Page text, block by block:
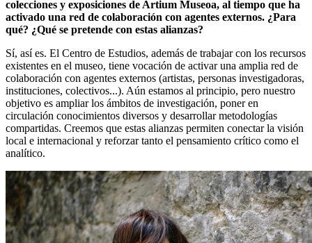
colecciones y exposiciones de Artium Museoa, al tiempo que ha
activado una red de colaboración con agentes externos. ¿Para
qué? ¿Qué se pretende con estas alianzas?
Sí, así es. El Centro de Estudios, además de trabajar con los recursos
existentes en el museo, tiene vocación de activar una amplia red de
colaboración con agentes externos (artistas, personas investigadoras,
instituciones, colectivos...). Aún estamos al principio, pero nuestro
objetivo es ampliar los ámbitos de investigación, poner en
circulación conocimientos diversos y desarrollar metodologías
compartidas. Creemos que estas alianzas permiten conectar la visión
local e internacional y reforzar tanto el pensamiento crítico como el
analítico.